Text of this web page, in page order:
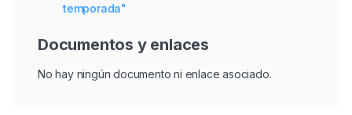
temporada"
Documentos y enlaces
No hay ningún documento ni enlace asociado.